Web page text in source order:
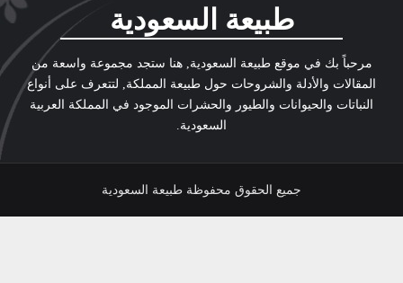
طبيعة السعودية
مرحباً بك في موقع طبيعة السعودية, هنا ستجد مجموعة واسعة من
المقالات والأدلة والشروحات حول طبيعة المملكة, لتتعرف على أنواع
النباتات والحيوانات والطيور والحشرات الموجود في المملكة العربية
السعودية.
جميع الحقوق محفوظة طبيعة السعودية